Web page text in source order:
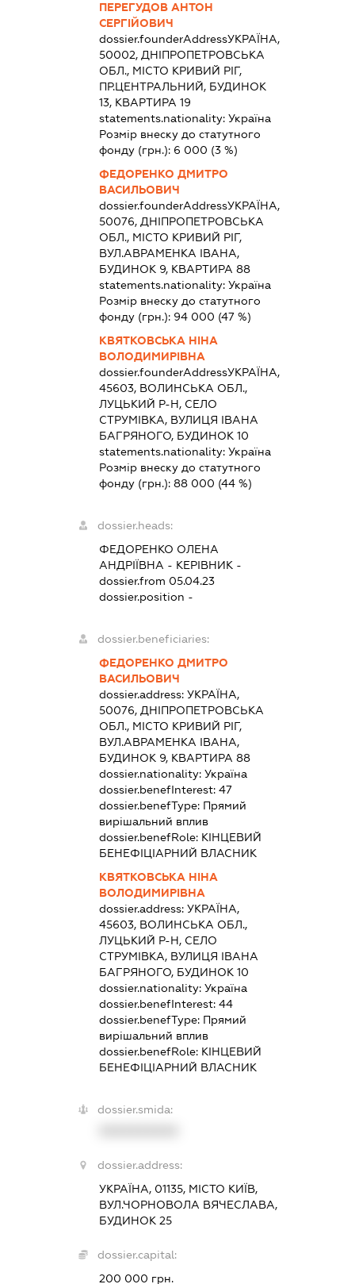
ПЕРЕГУДОВ АНТОН
СЕРГІЙОВИЧ
dossier.founderAddressУКРАЇНА,
50002, ДНІПРОПЕТРОВСЬКА
ОБЛ., МІСТО КРИВИЙ РІГ,
ПР.ЦЕНТРАЛЬНИЙ, БУДИНОК
13, КВАРТИРА 19
statements.nationality:Україна
Розмір внеску до статутного
фонду (грн.): 6 000 (3 %)
ФЕДОРЕНКО ДМИТРО
ВАСИЛЬОВИЧ
dossier.founderAddressУКРАЇНА,
50076, ДНІПРОПЕТРОВСЬКА
ОБЛ., МІСТО КРИВИЙ РІГ,
ВУЛ.АВРАМЕНКА ІВАНА,
БУДИНОК 9, КВАРТИРА 88
statements.nationality:Україна
Розмір внеску до статутного
фонду (грн.): 94 000 (47 %)
КВЯТКОВСЬКА НІНА
ВОЛОДИМИРІВНА
dossier.founderAddressУКРАЇНА,
45603, ВОЛИНСЬКА ОБЛ.,
ЛУЦЬКИЙ Р-Н, СЕЛО
СТРУМІВКА, ВУЛИЦЯ ІВАНА
БАГРЯНОГО, БУДИНОК 10
statements.nationality:Україна
Розмір внеску до статутного
фонду (грн.):88 000 (44 %)
dossier.heads:
ФЕДОРЕНКО ОЛЕНА
АНДРІЇВНА - КЕРІВНИК -
dossier.from 05.04.23
dossier.position -
dossier.beneficiaries:
ФЕДОРЕНКО ДМИТРО
ВАСИЛЬОВИЧ
dossier.address:УКРАЇНА,
50076, ДНІПРОПЕТРОВСЬКА
ОБЛ., МІСТО КРИВИЙ РІГ,
ВУЛ.АВРАМЕНКА ІВАНА,
БУДИНОК 9, КВАРТИРА 88
dossier.nationality:Україна
dossier.benefInterest:47
dossier.benefType: Прямий
вирішальний вплив
dossier.benefRole: КІНЦЕВИЙ
БЕНЕФІЦІАРНИЙ ВЛАСНИК
КВЯТКОВСЬКА НІНА
ВОЛОДИМИРІВНА
dossier.address:УКРАЇНА,
45603, ВОЛИНСЬКА ОБЛ.,
ЛУЦЬКИЙ Р-Н, СЕЛО
СТРУМІВКА, ВУЛИЦЯ ІВАНА
БАГРЯНОГО, БУДИНОК 10
dossier.nationality:Україна
dossier.benefInterest:44
dossier.benefType: Прямий
вирішальний вплив
dossier.benefRole: КІНЦЕВИЙ
БЕНЕФІЦІАРНИЙ ВЛАСНИК
dossier.smida:
dossier.address:
УКРАЇНА, 01135, МІСТО КИЇВ,
ВУЛ.ЧОРНОВОЛА ВЯЧЕСЛАВА,
БУДИНОК 25
dossier.capital:
200 000 грн.